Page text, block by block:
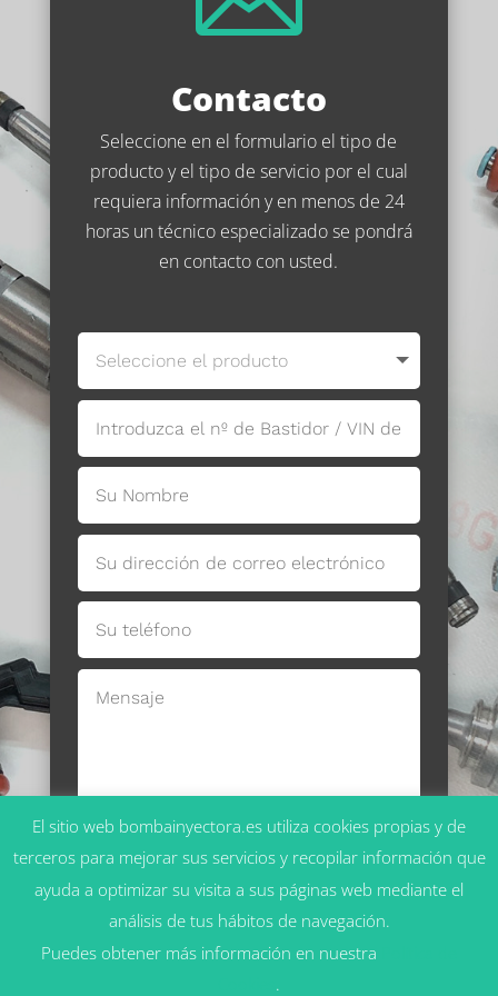
Contacto
Seleccione en el formulario el tipo de
producto y el tipo de servicio por el cual
requiera información y en menos de 24
horas un técnico especializado se pondrá
en contacto con usted.
Enviar
El sitio web bombainyectora.es utiliza cookies propias y de
terceros para mejorar sus servicios y recopilar información que
ayuda a optimizar su visita a sus páginas web mediante el
análisis de tus hábitos de navegación.
Puedes obtener más información en nuestra
.